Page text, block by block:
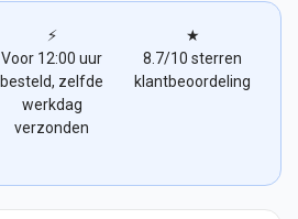
⚡
Voor 12:00 uur
besteld, zelfde
werkdag
verzonden
★
8.7/10 sterren
klantbeoordeling